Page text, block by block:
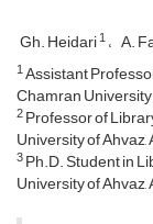
Gh. Heidari1 A.
1Assistant
Chamran University
2Professor of
University of Ahvaz,
3Ph.D. Student in
University of Ahvaz,